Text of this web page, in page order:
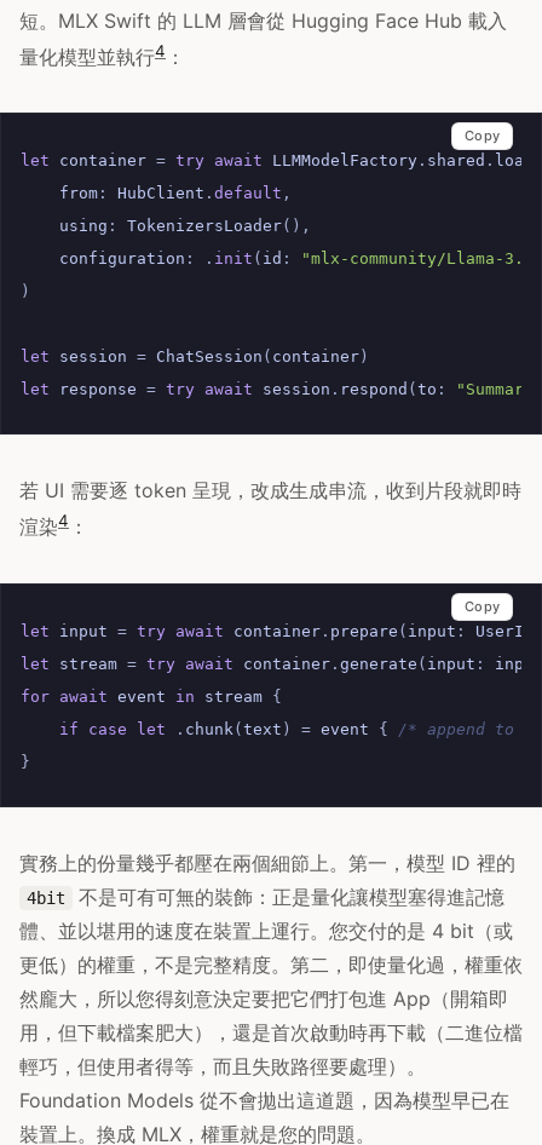
短。MLX Swift 的 LLM 層會從 Hugging Face Hub 載入
量化模型並執行4 ：
let container = try await LLMModelFactory . shared .
from : HubClient . default ,
using : TokenizersLoader(),
configuration : . init ( id :
"mlx-community/Llama-
)
let session = ChatSession ( container )
let
response = try await session . respond ( to :
Copy
若 UI 需要逐 token 呈現，改成生成串流，收到片段就即時
渲染4 ：
let input = try await container . prepare ( input :
let
stream = try await container . generate ( input :
input
for await event in stream {
if
case let . chunk (text ) = event {
/* append to
}
Copy
實務上的份量幾乎都壓在兩個細節上。第一，模型 ID 裡的
4bit
不是可有可無的裝飾：正是量化讓模型塞得進記憶
體、並以堪用的速度在裝置上運行。您交付的是 4 bit（或
更低）的權重，不是完整精度。第二，即使量化過，權重依
然龐大，所以您得刻意決定要把它們打包進 App（開箱即
用，但下載檔案肥大），還是首次啟動時再下載（二進位檔
輕巧，但使用者得等，而且失敗路徑要處理）。
Foundation Models 從不會拋出這道題，因為模型早已在
裝置上。換成 MLX，權重就是您的問題。